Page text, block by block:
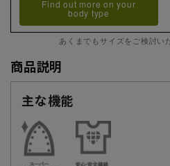
Find out more on your
body type
あくまでもサイズをご検討い
商品説明
主な機能